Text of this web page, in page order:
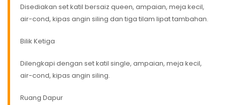
Disediakan set katil bersaiz queen, ampaian, meja kecil,
air-cond, kipas angin siling dan tiga tilam lipat tambahan.
Bilik Ketiga
Dilengkapi dengan set katil single, ampaian, meja kecil,
air-cond, kipas angin siling.
Ruang Dapur